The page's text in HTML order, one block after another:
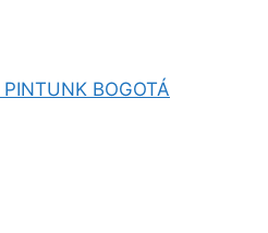
BOGOTÁ